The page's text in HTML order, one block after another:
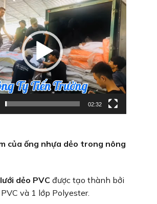
02:32
của ống nhựa dẻo trong nông
dẻo PVC được tạo thành bởi
và 1 lớp Polyester.